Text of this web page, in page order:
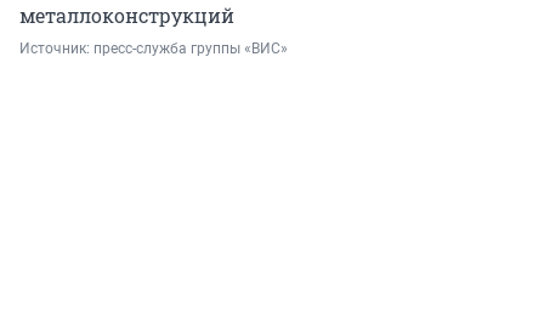
металлоконструкций
Источник: пресс-служба группы «ВИС»